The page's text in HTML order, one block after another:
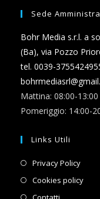
Sede
Bohr Media s.r.l. a
(Ba), via Pozzo
tel. 0039-
Mattina: 08:00-13:00
Pomeriggio: 14:00-
Links Utili
Privacy Policy
Cookies policy